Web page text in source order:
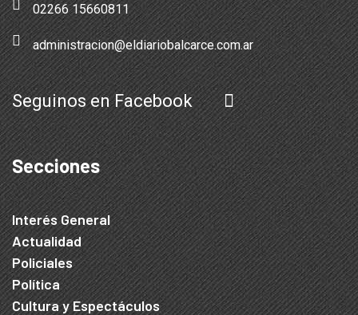
02266 15660811
administracion@eldiariobalcarce.com.ar
Seguinos en Facebook
Secciones
Interés General
Actualidad
Policiales
Política
Cultura y Espectáculos